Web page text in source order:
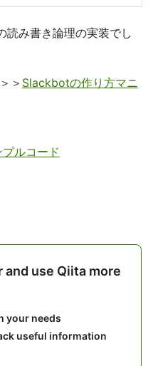
み書き論理の実装でし
＞ Slackbotの作り方マニ
ルコード
and use Qiita more
your needs
useful information